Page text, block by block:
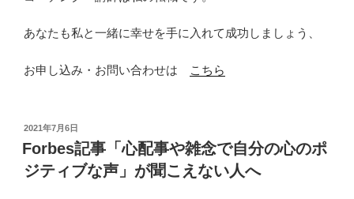
あなたも私と一緒に幸せを手に入れて成功しましょう、
お申し込み・お問い合わせは こちら
投
稿
日:
2021年7月6日
Forbes記事「心配事や雑念で自分の心のポ
ジティブな声」が聞こえない人へ